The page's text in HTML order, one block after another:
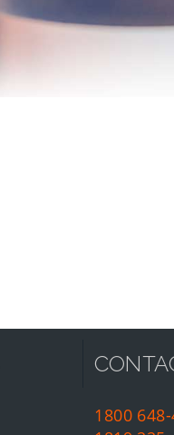
1800